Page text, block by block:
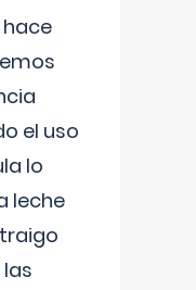
el uso
lo
leche